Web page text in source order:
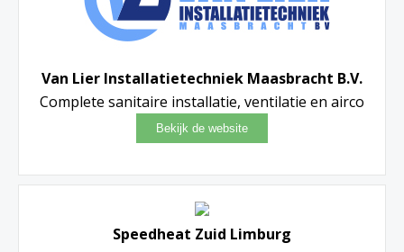
Van Lier Installatietechniek Maasbracht B.V.
Complete sanitaire installatie, ventilatie en airco
Speedheat Zuid Limburg